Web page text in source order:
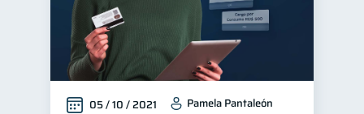
05 / 10 / 2021 Pamela Pantaleón